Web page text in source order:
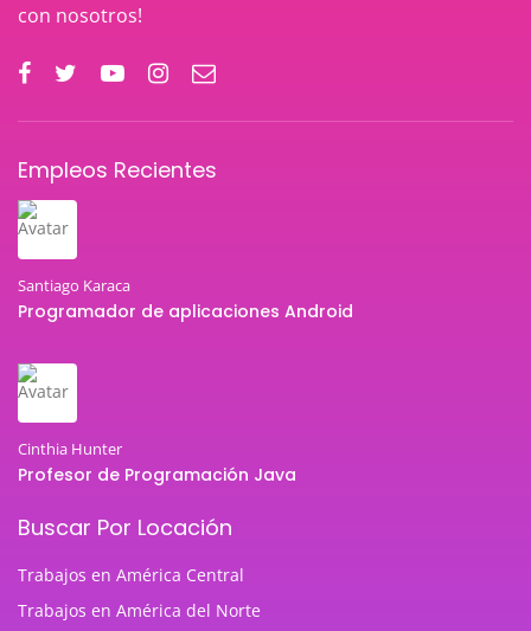
con nosotros!
Empleos Recientes
Santiago Karaca
Programador de aplicaciones Android
Cinthia Hunter
Profesor de Programación Java
Buscar Por Locación
Trabajos en América Central
Trabajos en América del Norte